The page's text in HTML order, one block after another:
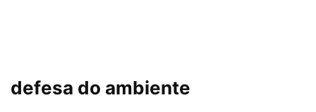
defesa do ambiente